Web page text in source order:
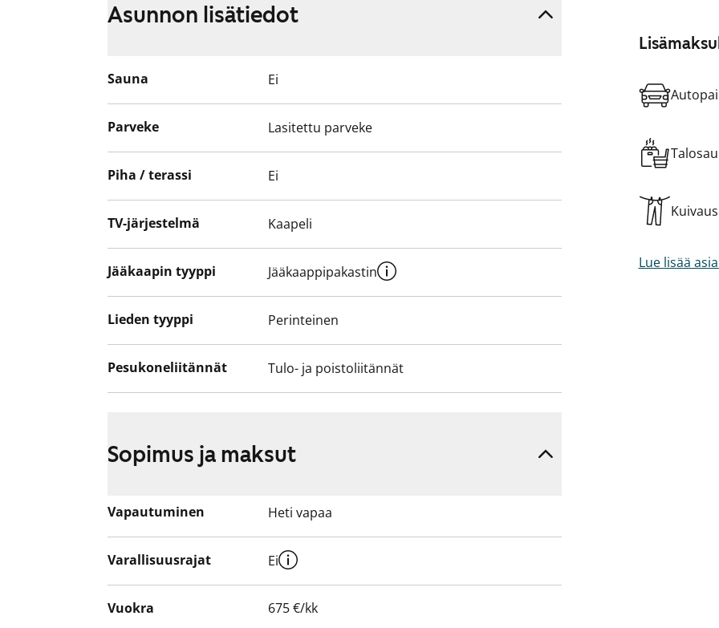
Lue lisää
Asunnon lisätiedot
Sauna Ei
Parveke Lasitettu parveke
Piha / terassi Ei
TV-järjestelmä Kaapeli
Jääkaapin tyyppi Jääkaappipakastin
Lieden tyyppi Perinteinen
Pesukoneliitännät Tulo- ja poistoliitännät
Sopimus ja maksut
Vapautuminen Heti vapaa
Varallisuusrajat Ei
Vuokra 675 €/kk